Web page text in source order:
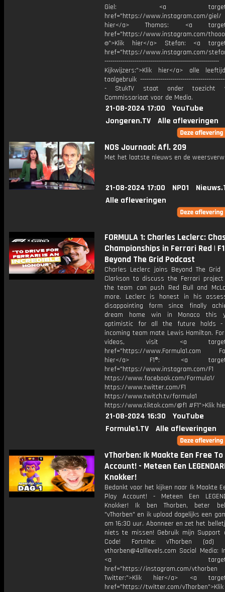
Giel: <a
href="https://www.instagram.com/
hier</a> Thomas: <a
href="https://www.instagram.com/
⌾">Klik hier</a> Stefan: <a
href="https://www.instagram.com/
---------------------------------------------------------
Kijkwijzers:">Klik hier</a> alle
taalgebruik
- StukTV staat onder toezicht
Commissariaat voor de Media.
21-08-2024 17:00
YouTube
Jongeren.TV
Alle afleveringen
NOS Journaal: Afl. 209
Met het laatste nieuws en de
21-08-2024 17:00 NPO1
Alle afleveringen
FORMULA 1: Charles Leclerc:
Championships in Ferrari Red | F1
Beyond The Grid Podcast
Charles Leclerc joins Beyond The Grid
Clarkson to discuss the Ferrari
the team can push Red Bull and
more. Leclerc is honest in his
disappointing form since finally
dream home win in Monaco this
optimistic for all the future holds -
incoming team mate Lewis Hamilton. For
videos, visit <a
href="https://www.Formula1.com
hier</a> F1®: <a
href="https://www.instagram.com/F1
https://www.facebook.com/Formula1/
https://www.twitter.com/F1
https://www.twitch.tv/formula1
https://www.tiktok.com/@f1 #F1">Klik
21-08-2024 16:30
YouTube
Formule1.TV
Alle afleveringen
vThorben: Ik Maakte Een Free To
Account! - Meteen Een
Knokker!
Bedankt voor het kijken naar Ik Maakte
Play Account! - Meteen Een
Knokker! Ik ben Thorben, beter
"vThorben" en ik upload dagelijks een
om 16:30 uur. Abonneer en zet het
niets te missen! Gebruik mijn Support
Code! Fortnite: vThorben (ad)
vthorben@4alllevels.com Social Media:
<a
href="https://instagram.com/vthorben
Twitter:">Klik hier</a> <a
href="https://twitter.com/